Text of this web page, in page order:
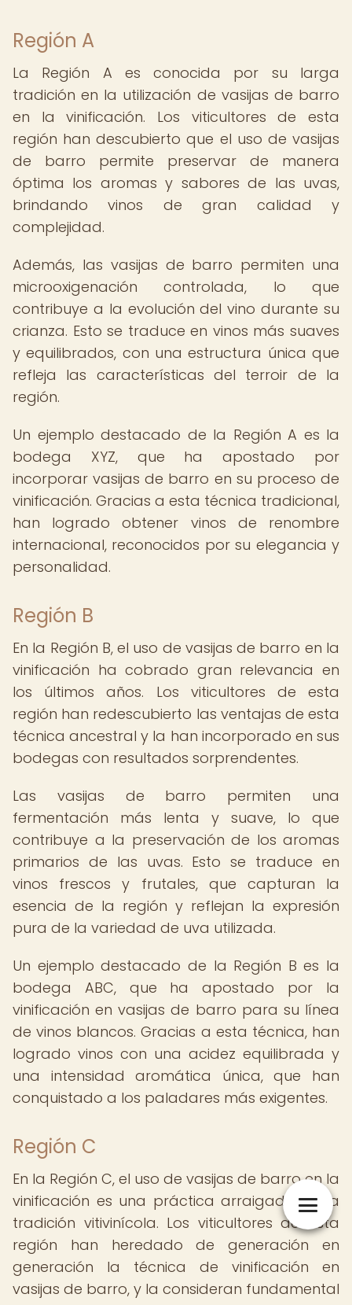
Región A
La Región A es conocida por su larga
tradición en la utilización de vasijas de barro
en la vinificación. Los viticultores de esta
región han descubierto que el uso de vasijas
de barro permite preservar de manera
óptima los aromas y sabores de las uvas,
brindando vinos de gran calidad y
complejidad.
Además, las vasijas de barro permiten una
microoxigenación controlada, lo que
contribuye a la evolución del vino durante su
crianza. Esto se traduce en vinos más suaves
y equilibrados, con una estructura única que
refleja las características del terroir de la
región.
Un ejemplo destacado de la Región A es la
bodega XYZ, que ha apostado por
incorporar vasijas de barro en su proceso de
vinificación. Gracias a esta técnica tradicional,
han logrado obtener vinos de renombre
internacional, reconocidos por su elegancia y
personalidad.
Región B
En la Región B, el uso de vasijas de barro en la
vinificación ha cobrado gran relevancia en
los últimos años. Los viticultores de esta
región han redescubierto las ventajas de esta
técnica ancestral y la han incorporado en sus
bodegas con resultados sorprendentes.
Las vasijas de barro permiten una
fermentación más lenta y suave, lo que
contribuye a la preservación de los aromas
primarios de las uvas. Esto se traduce en
vinos frescos y frutales, que capturan la
esencia de la región y reflejan la expresión
pura de la variedad de uva utilizada.
Un ejemplo destacado de la Región B es la
bodega ABC, que ha apostado por la
vinificación en vasijas de barro para su línea
de vinos blancos. Gracias a esta técnica, han
logrado vinos con una acidez equilibrada y
una intensidad aromática única, que han
conquistado a los paladares más exigentes.
Región C
En la Región C, el uso de vasijas de barro en la
vinificación es una práctica arraigada en la
tradición vitivinícola. Los viticultores de esta
región han heredado de generación en
generación la técnica de vinificación en
vasijas de barro, y la consideran fundamental